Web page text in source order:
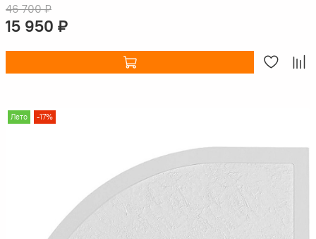
46 700 ₽
15 950 ₽
Лето -17%